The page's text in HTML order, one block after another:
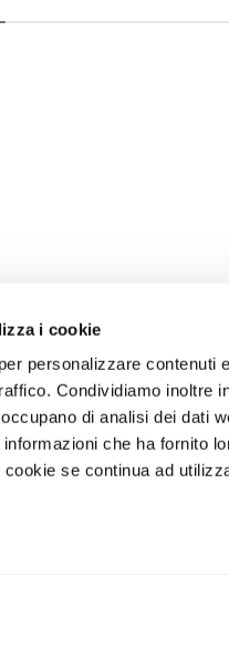
i cookie
personalizzare contenuti
Condividiamo inoltre
di analisi dei dati
che ha fornito
se continua ad